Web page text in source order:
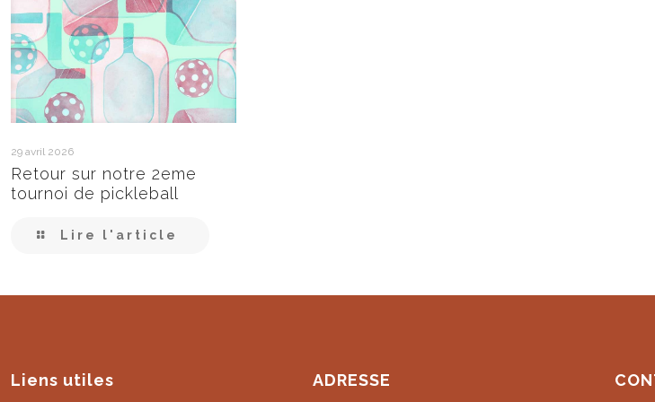
29 avril 2026
Retour sur notre 2eme
tournoi de pickleball
Lire l'article
Liens utiles ADRESSE